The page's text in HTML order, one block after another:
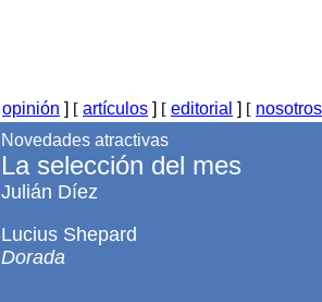
opinión ] [ artículos ] [ editorial ] [ nosotros
Novedades atractivas
La selección del mes
Julián Díez
Lucius Shepard
Dorada